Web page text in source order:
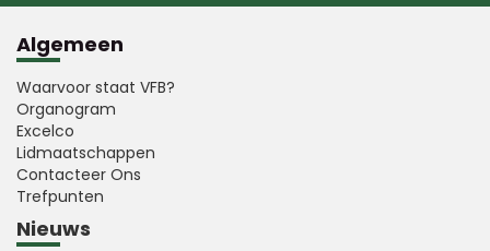
Algemeen
Waarvoor staat VFB?
Organogram
Excelco
Lidmaatschappen
Contacteer Ons
Trefpunten
Nieuws